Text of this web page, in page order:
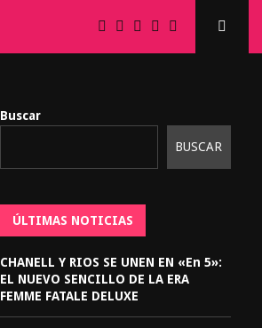
Buscar
BUSCAR
ÚLTIMAS NOTICIAS
CHANELL Y RIOS SE UNEN EN «En 5»:
EL NUEVO SENCILLO DE LA ERA
FEMME FATALE DELUXE